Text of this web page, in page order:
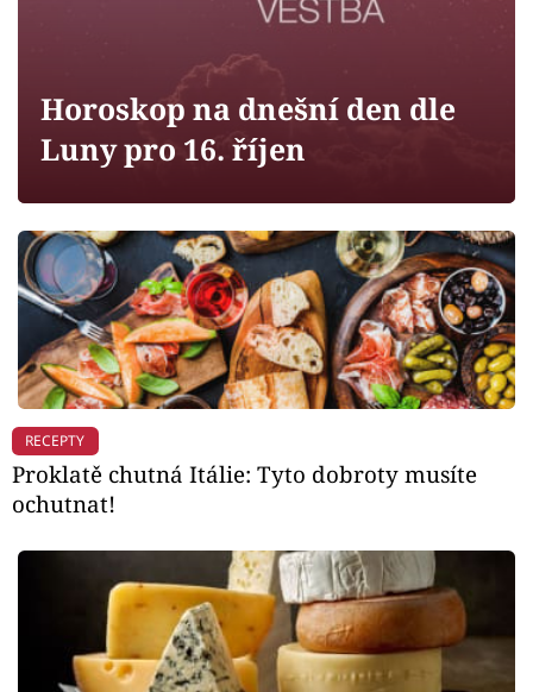
Sledujte prima+
Filmový festival Karlovy Vary
Mámy sobě
Přihlášení
Sledujte nás
Horoskop na dnešní den dle
Luny pro 16. říjen
RECEPTY
Proklatě chutná Itálie: Tyto dobroty musíte
ochutnat!